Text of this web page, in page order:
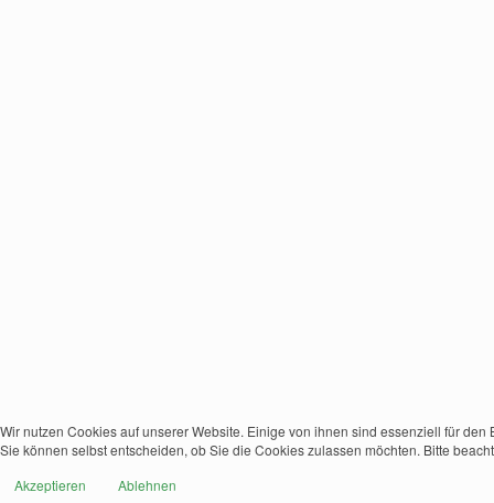
Wir nutzen Cookies auf unserer Website. Einige von ihnen sind essenziell für
Sie können selbst entscheiden, ob Sie die Cookies zulassen möchten. Bitte
Akzeptieren
Ablehnen